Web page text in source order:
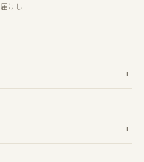
けし